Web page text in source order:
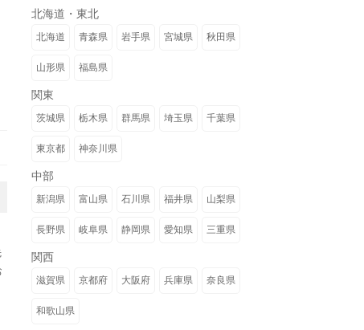
北海道・東北
北海道 青森県 岩手県 宮城県 秋田県
山形県 福島県
関東
茨城県 栃木県 群馬県 埼玉県 千葉県
東京都 神奈川県
中部
新潟県 富山県 石川県 福井県 山梨県
長野県 岐阜県 静岡県 愛知県 三重県
関西
滋賀県 京都府 大阪府 兵庫県 奈良県
和歌山県